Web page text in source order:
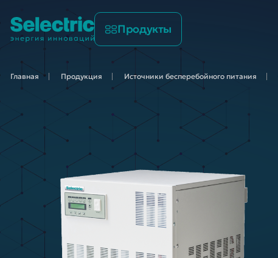
Продукты
Главная Продукция Источники бесперебойного питания